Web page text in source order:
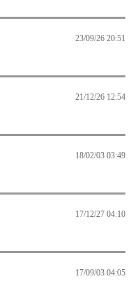
23/09/26 20:51
21/12/26 12:54
18/02/03 03:49
17/12/27 04:10
17/09/03 04:05